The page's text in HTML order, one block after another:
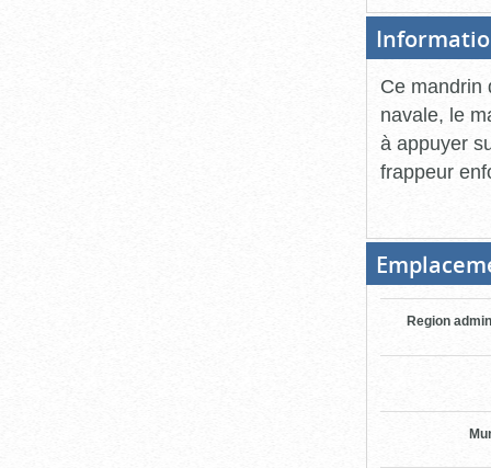
Ce mandrin
navale, le
à appuyer
frappeur
Region